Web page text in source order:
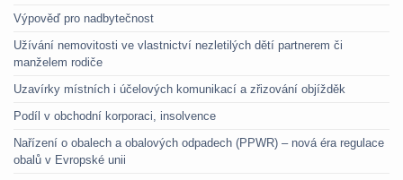
Výpověď pro nadbytečnost
Užívání nemovitosti ve vlastnictví nezletilých dětí partnerem či
manželem rodiče
Uzavírky místních i účelových komunikací a zřizování objížděk
Podíl v obchodní korporaci, insolvence
Nařízení o obalech a obalových odpadech (PPWR) – nová éra regulace
obalů v Evropské unii